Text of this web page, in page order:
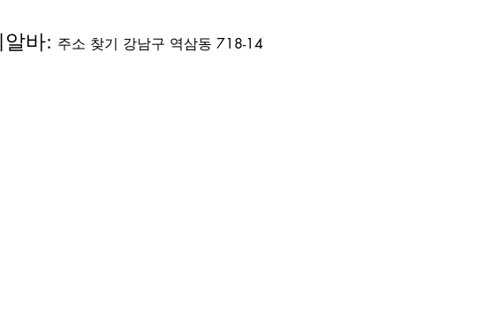
알바: 주소 찾기 강남구 역삼동 718-14